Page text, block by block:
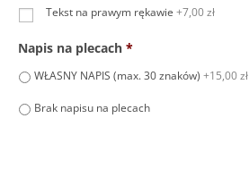
Tekst na prawym rękawie +7,00 zł
Napis na plecach *
WŁASNY NAPIS (max. 30 znaków) +15,00 zł
Brak napisu na plecach